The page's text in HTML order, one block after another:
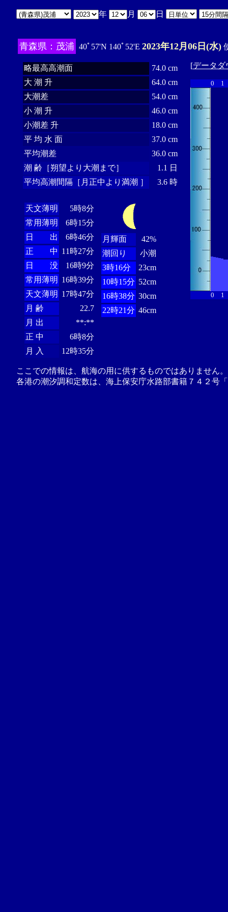
年 月 日
青森県：茂浦 40ﾟ57'N 140ﾟ52'E 2023年12月06日(水)
略最高高潮面
74.0 cm
大 潮 升
64.0 cm
大潮差
54.0 cm
小 潮 升
46.0 cm
小潮差 升
18.0 cm
平 均 水 面
37.0 cm
平均潮差
36.0 cm
潮 齢［朔望より大潮まで］
1.1 日
平均高潮間隔［月正中より満潮 ］
3.6 時
天文薄明
5時8分
常用薄明
6時15分
日 出
6時46分
正 中 11時27分
日 没
16時9分
常用薄明 16時39分
天文薄明 17時47分
月 齢
22.7
月 出
**:**
正 中
6時8分
月 入
12時35分
月輝面
42%
潮回り
小潮
3時16分
23cm
10時15分 52cm
16時38分 30cm
22時21分 46cm
[データダ
0 1
0 1
ここでの情報は、航海の用に供するものではありません
各港の潮汐調和定数は、海上保安庁水路部書籍７４２号